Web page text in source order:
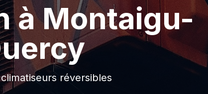
à Montaigu-
réversibles